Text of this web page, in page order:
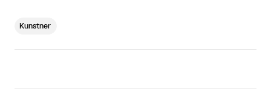
Kunstner